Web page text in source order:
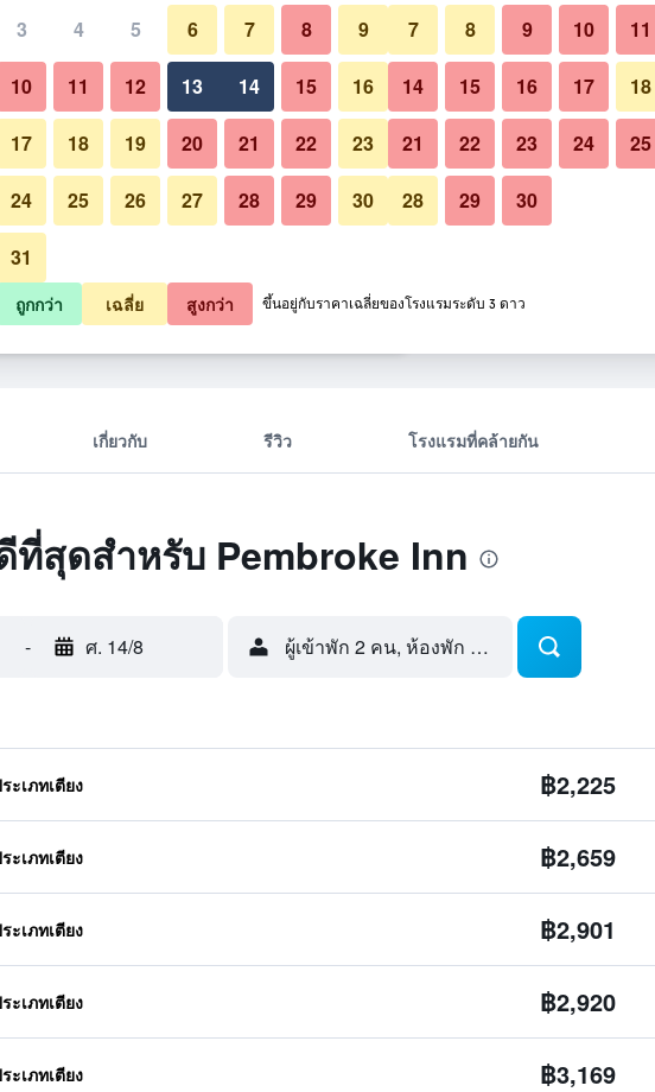
ราคาที่ถูกที่สุด ราคาต่อคืน
ทั้งหมด (ต่อคืน)
฿2,174 เช็คดีล
฿2,225 เช็คดีล
Inn 44 รายการ
เกี่ยวกับ รีวิว โรงแรมที่คล้ายกัน
ที่สุดสำหรับ Pembroke Inn
- ศ. 14/8 ผู้เข้าพัก 2 คน, ห้องพัก 1 ห้อง
ะเภทเตียง ฿2,225
ะเภทเตียง ฿2,659
ะเภทเตียง ฿2,901
ะเภทเตียง ฿2,920
ะเภทเตียง ฿3,169
3 4 5 6 7 8 9
10 11 12 13 14 15 16
17 18 19 20 21 22 23
24 25 26 27 28 29 30
31
7 8 9 10 11
14 15 16 17 18
21 22 23 24 25
28 29 30
ถูกกว่า เฉลี่ย สูงกว่า ขึ้นอยู่กับราคาเฉลี่ยของโรงแรมระดับ 3 ดาว